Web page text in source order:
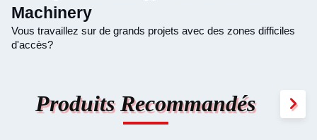
Machinery
Vous travaillez sur de grands projets avec des zones difficiles
d'accès?
Produits Recommandés